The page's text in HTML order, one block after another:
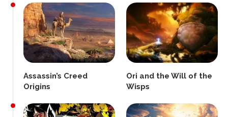
Assassin’s Creed
Origins
Ori and the Will of the
Wisps